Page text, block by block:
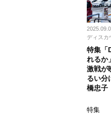
ディスカ
特集「
れる
激戦が
るい分
橋忠子
特集